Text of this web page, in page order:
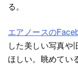
る。
エアノースの
した美しい写真や
ほしい。眺めてい